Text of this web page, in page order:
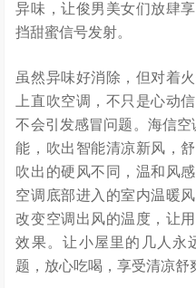
异味，让俊男美女们放肆
挡甜蜜信号发射。
虽然异味好消除，但对着
上直吹空调，不只是心动
不会引发感冒问题。海信
能，吹出智能清凉新风，
吹出的硬风不同，温和风
空调底部进入的室内温暖
改变空调出风的温度，让
效果。让小屋里的几人永
题，放心吃喝，享受清凉舒